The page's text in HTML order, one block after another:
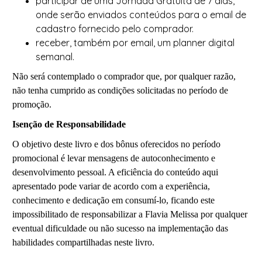
onde serão enviados conteúdos para o email de
cadastro fornecido pelo comprador.
receber, também por email, um planner digital
semanal.
Não será contemplado o comprador que, por qualquer razão,
não tenha cumprido as condições solicitadas no período de
promoção.
Isenção de Responsabilidade
O objetivo deste livro e dos bônus oferecidos no período
promocional é levar mensagens deautoconhecimento e
desenvolvimento pessoal. A eficiência do conteúdo aqui
apresentado pode variar de acordo com a experiência,
conhecimento e dedicação em consumí-lo, ficando este
impossibilitado de responsabilizar a Flavia Melissa por qualquer
eventual dificuldade ou não sucesso na implementação das
habilidades compartilhadas neste livro.